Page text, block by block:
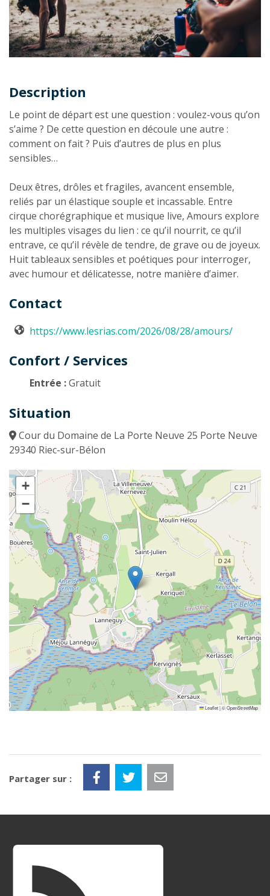
Description
Description
Le point de départ est une question : voulez-vous qu’on
s’aime ? De cette question en découle une autre :
comment on fait ? Puis d’autres de plus en plus
sensibles…
Deux êtres, drôles et fragiles, avancent ensemble,
reliés par un élastique souple et incassable. Entre
cirque chorégraphique et musique live, Amours explore
les multiples visages du lien : ce qu’il nourrit, ce qu’il
entrave, ce qu’il révèle de tendre, de grave ou de joyeux.
Huit tableaux sensibles et poétiques pour interroger,
avec humour et délicatesse, notre manière d’aimer.
Contact
https://www.lesrias.com/2026/08/28/amours/
Confort / Services
Entrée :Gratuit
Situation
Cour du Domaine de La Porte Neuve 25 Porte Neuve
29340 Riec-sur-Bélon
+
−
Leaflet|©OpenStreetMap
Partager sur :